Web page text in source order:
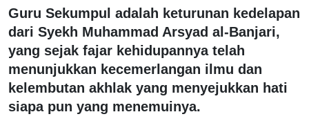
Guru Sekumpul adalah keturunan kedelapan
dari Syekh Muhammad Arsyad al-Banjari,
yang sejak fajar kehidupannya telah
menunjukkan kecemerlangan ilmu dan
kelembutan akhlak yang menyejukkan hati
siapa pun yang menemuinya.